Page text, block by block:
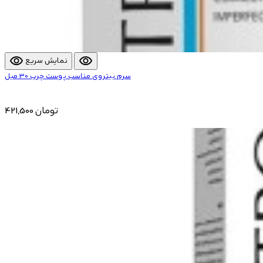
visibility نمایش سریع visibility
سرم بیتروی مناسب پوست چرب 30 میل
421,500 تومان